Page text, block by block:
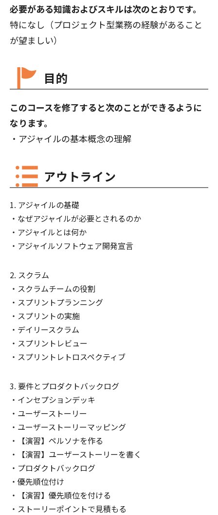
必要がある知識およびスキルは次のとおりです。
特になし（プロジェクト型業務の経験があること
が望ましい）
目的
このコースを修了すると次のことができるように
なります。
・アジャイルの基本概念の理解
アウトライン
アジャイルの基礎
なぜアジャイルが必要とされるのか
アジャイルとは何か
アジャイルソフトウェア開発宣言
スクラム
スクラムチームの役割
スプリントプランニング
スプリントの実施
デイリースクラム
スプリントレビュー
スプリントレトロスペクティブ
要件とプロダクトバックログ
インセプションデッキ
ユーザーストーリー
ユーザーストーリーマッピング
【演習】ペルソナを作る
【演習】ユーザーストーリーを書く
プロダクトバックログ
優先順位付け
【演習】優先順位を付ける
ストーリーポイントで見積もる